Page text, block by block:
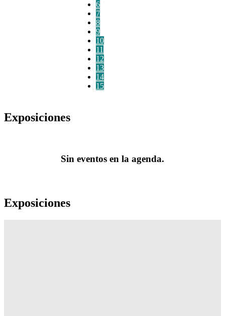
6
7
8
9
10
11
12
13
14
15
Exposiciones
Sin eventos en la agenda.
Exposiciones